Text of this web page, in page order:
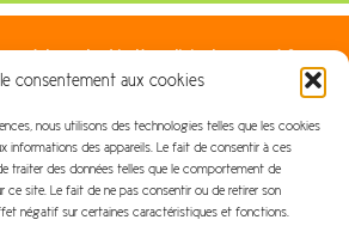
consentement aux cookies
nous utilisons des technologies telles que les cookies
informations des appareils. Le fait de consentir à ces
traiter des données telles que le comportement de
ce site. Le fait de ne pas consentir ou de retirer son
négatif sur certaines caractéristiques et fonctions.
Interested in the clinical research?
Join us!